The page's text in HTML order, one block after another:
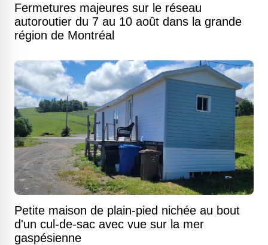
Fermetures majeures sur le réseau
autoroutier du 7 au 10 août dans la grande
région de Montréal
Petite maison de plain-pied nichée au bout
d'un cul-de-sac avec vue sur la mer
gaspésienne